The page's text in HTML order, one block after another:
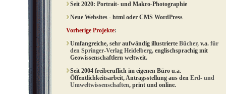
Seit 2020: Portrait- und Makro-Photographie
Neue Websites - html oder CMS WordPress
Vorherige Projekte:
Umfangreiche, sehr aufwändig illustrierte Bücher, v.a. für
den Springer-Verlag Heidelberg, englischsprachig mit
Geowissenschaftlern weltweit.
Seit 2004 freiberuflich im eigenen Büro u.a.
Öffentlichkeitsarbeit, Antragsstellung aus den Erd- und
Umweltwissenschaften, print und online.